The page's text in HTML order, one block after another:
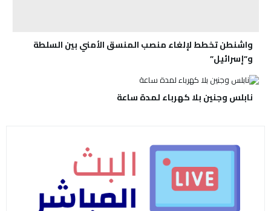
واشنطن تخطط لإلغاء منصب المنسق الأمني بين السلطة
و”إسرائيل”
نابلس وجنين بلا كهرباء لمدة ساعة